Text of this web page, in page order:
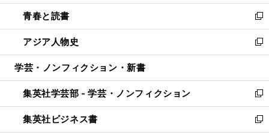
ウ
で
開
く
ン
ド
ウ
で
開
ウ
ィ
ン
ド
ウ
開
く
し
い
ウ
ィ
ン
ウ
で
開
く
青春と読書
新
し
い
ウ
ン
ド
ウ
で
開
アジア人物史
新
し
ウ
ィ
ン
ド
ウ
学芸・ノンフィクション・新書
集英社学芸部 - 学芸・ノンフィクション
新
し
い
ウ
集英社ビジネス書
新
し